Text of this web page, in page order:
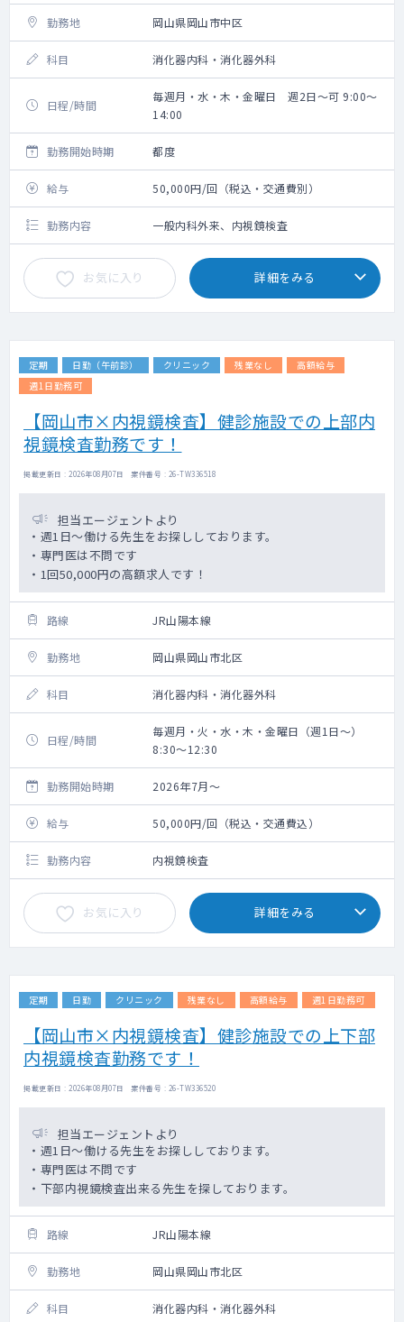
勤務地 岡山県岡山市中区
科目 消化器内科・消化器外科
日程/時間
毎週月・水・木・金曜日 週2日～可 9:00～
14:00
勤務開始時期 都度
給与 50,000円/回（税込・交通費別）
勤務内容 一般内科外来、内視鏡検査
お気に入り 詳細をみる
定期 日勤（午前診） クリニック 残業なし
高額給与
週1日勤務可
【岡山市×内視鏡検査】健診施設での上部内
視鏡検査勤務です！
掲載更新日 : 2026年08月07日 案件番号 : 26-TW336518
担当エージェントより
・週1日～働ける先生をお探ししております。
・専門医は不問です
・1回50,000円の高額求人です！
路線 JR山陽本線
勤務地 岡山県岡山市北区
科目 消化器内科・消化器外科
日程/時間
毎週月・火・水・木・金曜日（週1日～）
8:30～12:30
勤務開始時期 2026年7月～
給与 50,000円/回（税込・交通費込）
勤務内容 内視鏡検査
お気に入り 詳細をみる
定期 日勤 クリニック 残業なし 高額給与 週1日勤務可
【岡山市×内視鏡検査】健診施設での上下部
内視鏡検査勤務です！
掲載更新日 : 2026年08月07日 案件番号 : 26-TW336520
担当エージェントより
・週1日～働ける先生をお探ししております。
・専門医は不問です
・下部内視鏡検査出来る先生を探しております。
路線 JR山陽本線
勤務地 岡山県岡山市北区
科目 消化器内科・消化器外科